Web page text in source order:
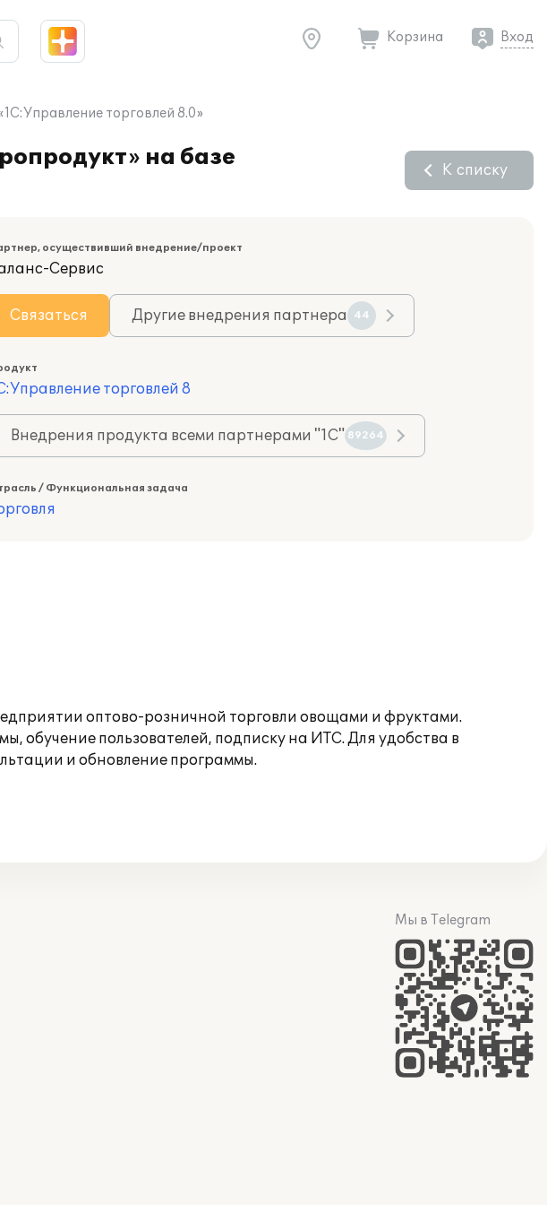
Корзина Вход
торговлей 8.0»
на базе
К списку
осуществивший внедрение/проект
Сервис
Связаться Другие внедрения партнера 44
торговлей 8
Внедрения продукта всеми партнерами "1С" 89264
/ Функциональная задача
оптово-розничной торговли овощами и фруктами.
пользователей, подписку на ИТС. Для удобства в
и обновление программы.
Мы в Telegram